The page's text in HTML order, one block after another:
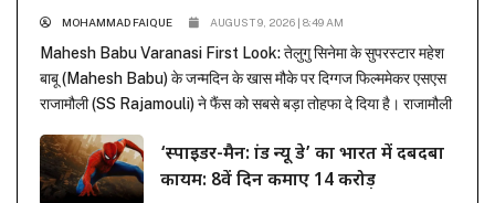
MOHAMMAD FAIQUE AUGUST 9, 2026 | 8:49 AM
Mahesh Babu Varanasi First Look: तेलुगु सिनेमा के सुपरस्टार महेश
बाबू (Mahesh Babu) के जन्मदिन के खास मौके पर दिग्गज फिल्ममेकर एसएस
राजामौली (SS Rajamouli) ने फैंस को सबसे बड़ा तोहफा दे दिया है। राजामौली
मच-अवेटेड फर्स्ट लुक रिलीज कर दिया है। इस फिल्म...
‘स्पाइडर-मैन: ब्रांड न्यू डे’ का भारत में दबदबा
कायम: 8वें दिन कमाए 14 करोड़